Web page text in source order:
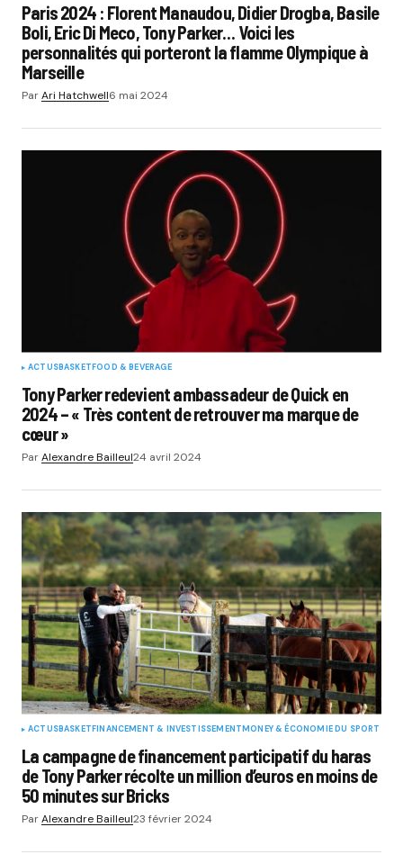
Paris 2024 : Florent Manaudou, Didier Drogba, Basile
Boli, Eric Di Meco, Tony Parker… Voici les
personnalités qui porteront la flamme Olympique à
Marseille
ParAri Hatchwell6 mai 2024
ACTUSBASKETFOOD & BEVERAGE
Tony Parker redevient ambassadeur de Quick en
2024 – « Très content de retrouver ma marque de
cœur »
ParAlexandre Bailleul24 avril 2024
ACTUSBASKETFINANCEMENT & INVESTISSEMENTMONEY & ÉCONOMIE DU SPORT
La campagne de financement participatif du haras
de Tony Parker récolte un million d’euros en moins de
50 minutes sur Bricks
ParAlexandre Bailleul23 février 2024